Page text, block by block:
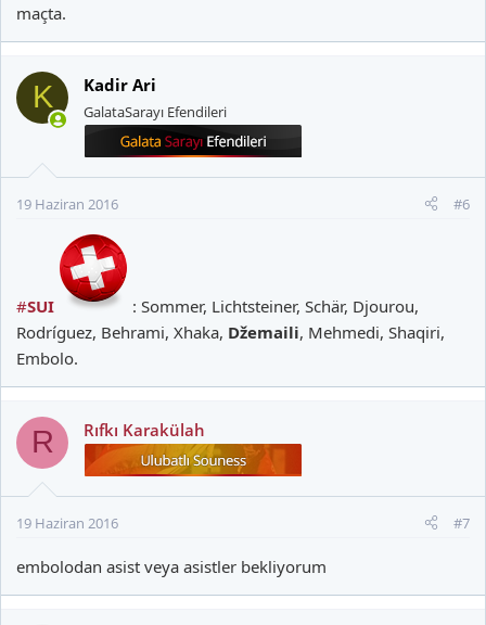
maçta.
K Kadir Ari
GalataSarayı Efendileri
19 Haziran 2016 #6
#SUI
: Sommer, Lichtsteiner, Schär, Djourou,
Rodríguez, Behrami, Xhaka, Džemaili, Mehmedi, Shaqiri,
Embolo.
R Rıfkı Karakülah
19 Haziran 2016 #7
embolodan asist veya asistler bekliyorum